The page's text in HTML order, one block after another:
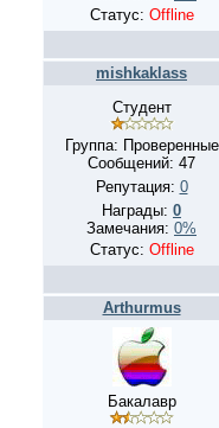
Статус: Offline
mishkaklass
Студент
Группа: Проверенные
Сообщений: 47
Репутация: 0
Награды: 0
Замечания: 0%
Статус: Offline
Arthurmus
Бакалавр